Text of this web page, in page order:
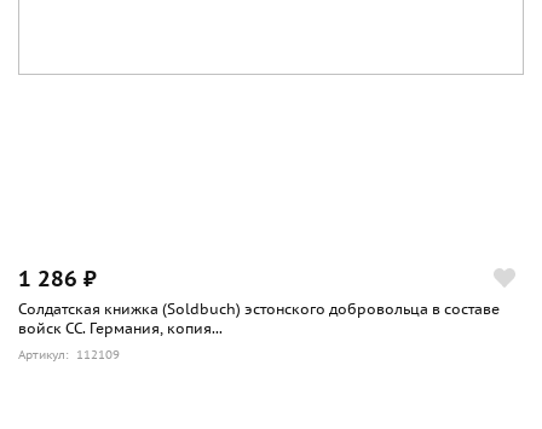
1 286 ₽
Солдатская книжка (Soldbuch) эстонского добровольца в составе
войск СС. Германия, копия...
Артикул: 112109